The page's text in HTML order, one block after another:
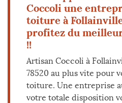
Coccoli une
toiture à
profitez du
!!
Artisan Coccoli à
78520 au plus vite pour
toiture. Une entreprise
votre totale disposition